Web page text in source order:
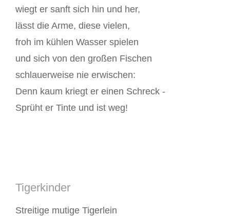
wiegt er sanft sich hin und her,
lässt die Arme, diese vielen,
froh im kühlen Wasser spielen
und sich von den großen Fischen
schlauerweise nie erwischen:
Denn kaum kriegt er einen Schreck -
Sprüht er Tinte und ist weg!
Tigerkinder
Streitige mutige Tigerlein